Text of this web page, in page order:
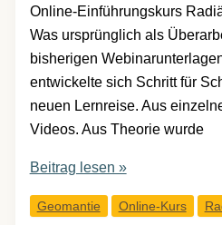
Online-Einführungskurs
Was ursprünglich als
bisherigen
entwickelte sich Schritt für
neuen Lernreise. Aus
Videos. Aus Theorie wurde
Die
mit
Beitrag lesen »
Geomantie Online-Kurs